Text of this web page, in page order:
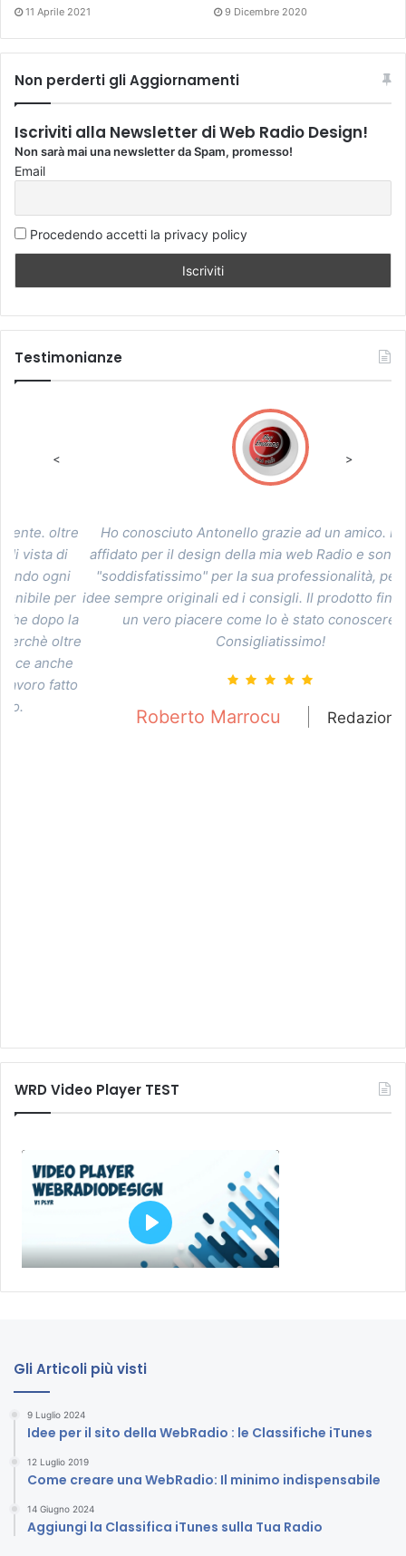
11 Aprile 2021 9 Dicembre 2020
Non perderti gli Aggiornamenti
Iscriviti alla Newsletter di Web Radio Design!
Non sarà mai una newsletter da Spam, promesso!
Email
Procedendo accetti la privacy policy
Testimonianze
Ho conosciuto Antonello grazie ad un amico. Mi sono
affidato per il design della mia web Radio e sono rimasto
"soddisfatissimo" per la sua professionalità, per le sue
idee sempre originali ed i consigli. Il prodotto finale è stato
un vero piacere come lo è stato conoscere lui.
Consigliatissimo!
Roberto Marrocu Redazione
< >
WRD Video Player TEST
Gli Articoli più visti
9 Luglio 2024
Idee per il sito della WebRadio : le Classifiche iTunes
12 Luglio 2019
Come creare una WebRadio: Il minimo indispensabile
14 Giugno 2024
Aggiungi la Classifica iTunes sulla Tua Radio